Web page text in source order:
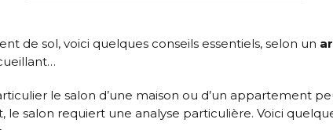
de sol, voici quelques conseils essentiels, selon un
le salon d’une maison ou d’un appartement
salon requiert une analyse particulière. Voici